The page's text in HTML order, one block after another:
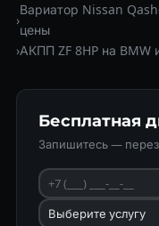
›
Вариатор Nissan
цены
›АКПП ZF 8HP на BMW
Бесплатная
Запишитесь —